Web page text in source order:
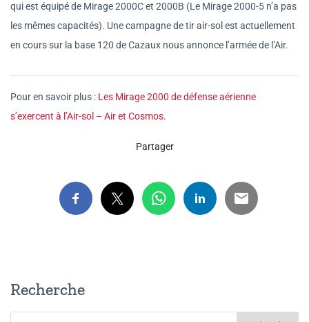
qui est équipé de Mirage 2000C et 2000B (Le Mirage 2000-5 n’a pas
les mêmes capacités). Une campagne de tir air-sol est actuellement
en cours sur la base 120 de Cazaux nous annonce l’armée de l’Air.
Pour en savoir plus : Les Mirage 2000 de défense aérienne
s’exercent à l’Air-sol – Air et Cosmos.
Partager
Recherche